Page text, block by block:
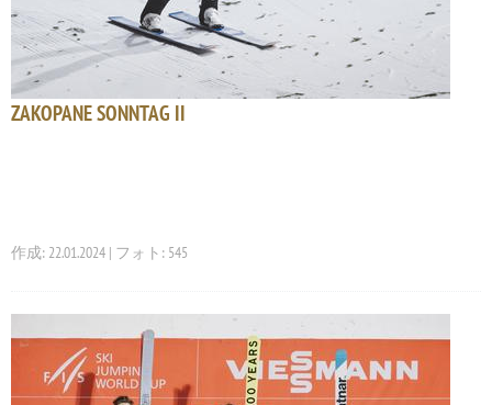
ZAKOPANE SONNTAG II
作成: 22.01.2024 | フォト: 545